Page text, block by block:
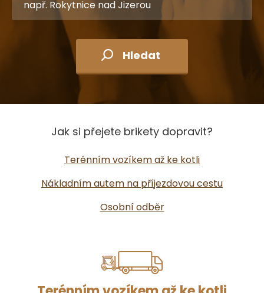
Hledat
Jak si přejete brikety dopravit?
Terénním vozíkem až ke kotli
Nákladním autem na příjezdovou cestu
Osobní odběr